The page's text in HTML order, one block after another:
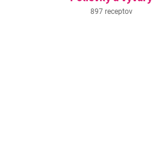
897 receptov